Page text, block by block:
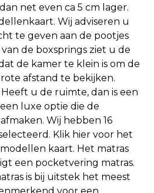
net even ca 5 cm lager.
Wij adviseren u
te geven aan de pootjes
de boxsprings ziet u de
de kamer te klein is om de
afstand te bekijken.
u de ruimte, dan is een
luxe optie die de
Wij hebben 16
Klik hier voor het
kaart. Het matras
een pocketvering matras.
is bij uitstek het meest